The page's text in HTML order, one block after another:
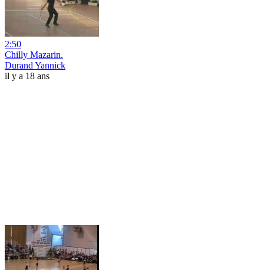
2:50
Chilly Mazarin.
Durand Yannick
il y a 18 ans